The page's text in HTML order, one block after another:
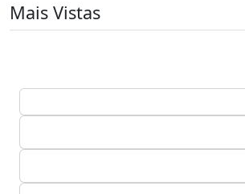
Mais Vistas